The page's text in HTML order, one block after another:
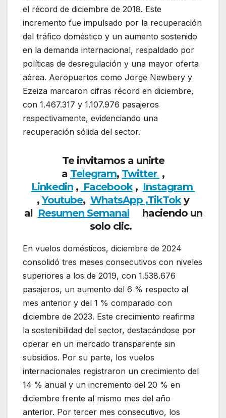
el récord de diciembre de 2018. Este
incremento fue impulsado por la recuperación
del tráfico doméstico y un aumento sostenido
en la demanda internacional, respaldado por
políticas de desregulación y una mayor oferta
aérea. Aeropuertos como Jorge Newbery y
Ezeiza marcaron cifras récord en diciembre,
con 1.467.317 y 1.107.976 pasajeros
respectivamente, evidenciando una
recuperación sólida del sector.
Te invitamos a unirte
a Telegram, Twitter ,
Linkedin, Facebook, Instagram
,Youtube, WhatsApp ,TikToky
al Resumen Semanalhaciendo un
solo clic.
En vuelos domésticos, diciembre de 2024
consolidó tres meses consecutivos con niveles
superiores a los de 2019, con 1.538.676
pasajeros, un aumento del 6 % respecto al
mes anterior y del 1 % comparado con
diciembre de 2023. Este crecimiento reafirma
la sostenibilidad del sector, destacándose por
operar en un mercado transparente sin
subsidios. Por su parte, los vuelos
internacionales registraron un crecimiento del
14 % anual y un incremento del 20 % en
diciembre frente al mismo mes del año
anterior. Por tercer mes consecutivo, los